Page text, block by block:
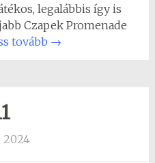
legalábbis így is
Czapek Promenade
tovább →
2024